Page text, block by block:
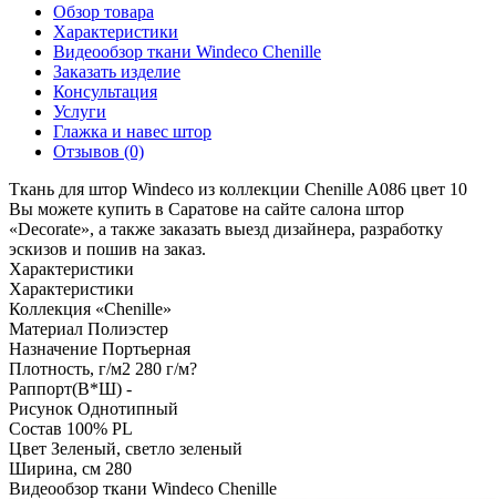
Обзор товара
Характеристики
Видеообзор ткани Windeco Chenille
Заказать изделие
Консультация
Услуги
Глажка и навес штор
Отзывов (0)
Ткань для штор Windeco из коллекции Chenille A086 цвет 10
Вы можете купить в Саратове на сайте салона штор
«Decorate», а также заказать выезд дизайнера, разработку
эскизов и пошив на заказ.
Характеристики
Характеристики
Коллекция «Chenille»
Материал Полиэстер
Назначение Портьерная
Плотность, г/м2 280 г/м?
Раппорт(В*Ш) -
Рисунок Однотипный
Состав 100% PL
Цвет Зеленый, светло зеленый
Ширина, см 280
Видеообзор ткани Windeco Chenille